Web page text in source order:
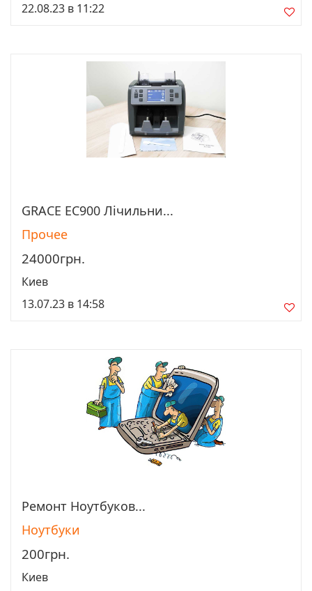
22.08.23 в 11:22
Просмотреть
GRACE EC900 Лічильни...
Прочее
24000грн.
Киев
13.07.23 в 14:58
Просмотреть
Ремонт Ноутбуков...
Ноутбуки
200грн.
Киев